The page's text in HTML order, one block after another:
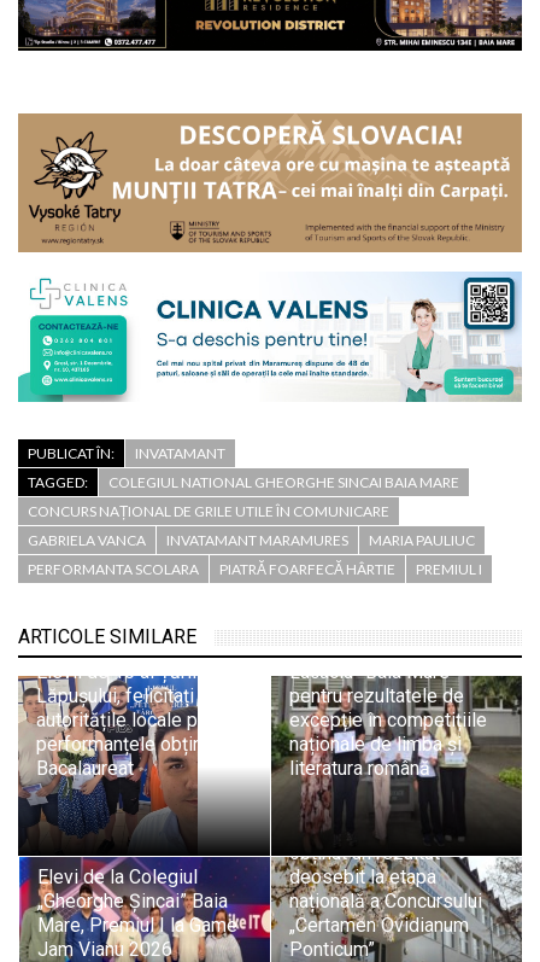
PUBLICAT ÎN:
INVATAMANT
TAGGED:
COLEGIUL NATIONAL GHEORGHE SINCAI BAIA MARE
CONCURS NAȚIONAL DE GRILE UTILE ÎN COMUNICARE
GABRIELA VANCA
INVATAMANT MARAMURES
MARIA PAULIUC
PERFORMANTA SCOLARA
PIATRĂ FOARFECĂ HÂRTIE PREMIUL I
ARTICOLE SIMILARE
Elevii de 10 ai Țării
Lăpușului, felicitați de
autoritățile locale pentru
performanțele obținute la
Bacalaureat
la Colegiul „Vasile
Lucaciu” Baia Mare
pentru rezultatele de
excepție în competițiile
naționale de limba și
literatura română
Elevi de la Colegiul
„Gheorghe Șincai” Baia
Mare, Premiul I la Game
Jam Vianu 2026
O elevă de la Colegiul
Național „Mihai
Eminescu” Baia Mare a
obținut un rezultat
deosebit la etapa
națională a Concursului
„Certamen Ovidianum
Ponticum”